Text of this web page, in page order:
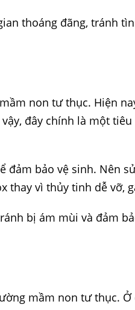
thoáng đãng, tránh
non tư thục. Hiện
đây chính là một
bảo vệ sinh. Nên
vì thủy tinh dễ vỡ,
bị ám mùi và đảm
mầm non tư thục.